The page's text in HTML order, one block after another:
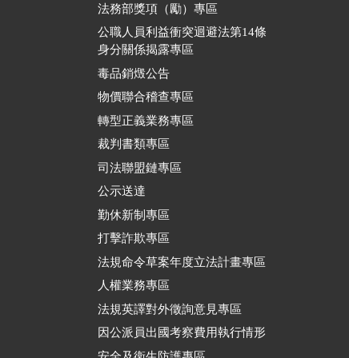
法務部獎項（勵）專區
公職人員利益衝突迴避法第14條
身分關係揭露專區
毒品銷燬公告
物價聯合稽查專區
轉型正義業務專區
裁判書類專區
司法聯盟鏈專區
公示送達
勤休新制專區
打擊詐欺專區
法規命令草案年度立法計畫專區
人權業務專區
法規英譯對外徵詢意見專區
因公派員出國考察費用執行情形